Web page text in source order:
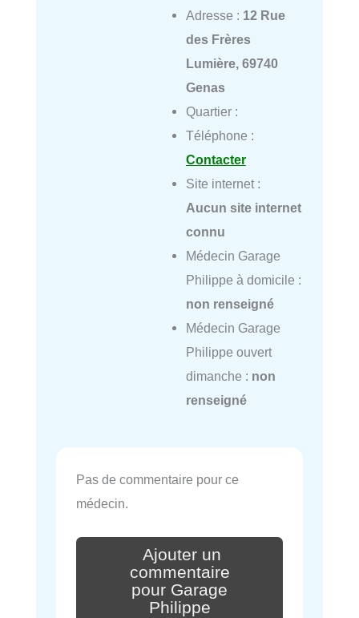
Adresse : 12 Rue
des Frères
Lumière, 69740
Genas
Quartier :
Téléphone :
Contacter
Site internet :
Aucun site internet
connu
Médecin Garage
Philippe à domicile :
non renseigné
Médecin Garage
Philippe ouvert
dimanche : non
renseigné
Pas de commentaire pour ce
médecin.
Ajouter un
commentaire
pour Garage
Philippe